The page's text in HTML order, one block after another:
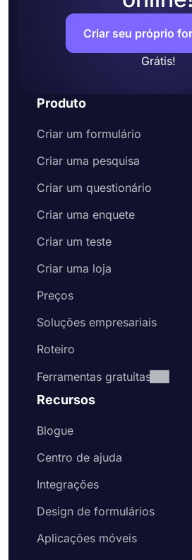
Criar seu próprio
Grátis!
Produto
Criar um formulário
Criar uma pesquisa
Criar um questionário
Criar uma enquete
Criar um teste
Criar uma loja
Preços
Soluções empresariais
Roteiro
Ferramentas gratuitas
Recursos
Blogue
Centro de ajuda
Integrações
Design de formulários
Aplicações móveis